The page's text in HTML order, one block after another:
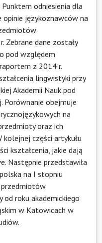
odniesienia dla
opinie językoznawców na
Zebrane dane zostały
pod względem
z 2014 r.
lingwistyki przy
Akademii Nauk pod
Porównanie obejmuje
na
oraz ich
kolejnej części artykułu
kształcenia, jakie dają
Następnie przedstawiła
na I stopniu
przedmiotów
roku akademickiego
w Katowicach w